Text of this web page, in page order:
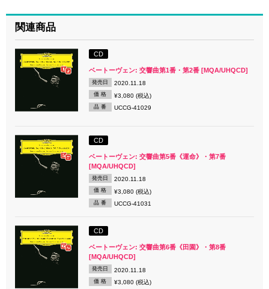
関連商品
CD
ベートーヴェン: 交響曲第1番・第2番 [MQA/UHQCD]
発売日 2020.11.18
価 格 ¥3,080 (税込)
品 番 UCCG-41029
CD
ベートーヴェン: 交響曲第5番《運命》・第7番
[MQA/UHQCD]
発売日 2020.11.18
価 格 ¥3,080 (税込)
品 番 UCCG-41031
CD
ベートーヴェン: 交響曲第6番《田園》・第8番
[MQA/UHQCD]
発売日 2020.11.18
価 格 ¥3,080 (税込)